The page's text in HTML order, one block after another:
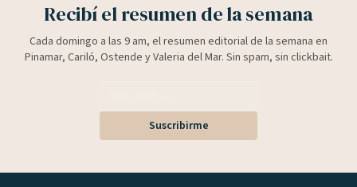
Recibí el resumen de la semana
Cada domingo a las 9 am, el resumen editorial de la semana en
Pinamar, Cariló, Ostende y Valeria del Mar. Sin spam, sin clickbait.
Suscribirme